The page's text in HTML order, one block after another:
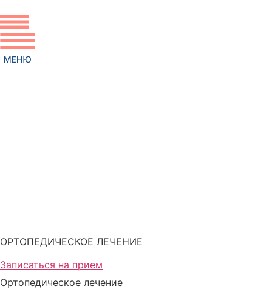
к
содержимому
ОРТОПЕДИЧЕСКОЕ ЛЕЧЕНИЕ
Записаться на прием
Ортопедическое лечение